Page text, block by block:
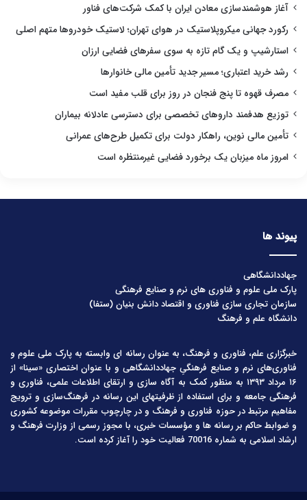
آغاز هوشمندسازی معادن ایران با کمک شرکت‌های فناور
رکورد جهانی میکروپلاستیک در هوای تهران؛ لاستیک خودروها متهم اصلی
استارشیپ و یک گام تازه به سوی سفرهای فضایی ارزان
رشد خرید اعتباری؛ مسیر جدید تأمین مالی خانوارها
مصرف قهوه تا پنج فنجان در روز برای قلب مفید است
توزیع هدفمند داروهای تخصصی برای دسترسی عادلانه بیماران
تأمین مالی نوین، راهکار دولت برای تکمیل طرح‌های عمرانی
امروز ماه میزبان یک برخورد فضایی غیرمنتظره است
پیوند ها
جهاددانشگاهی
پارک ملی علوم و فناوری های نرم و صنایع فرهنگی
سازمان تجاری سازی فناوری و اقتصاد دانش بنیان (ستفا)
دانشگاه علم و فرهنگ
خبرگزاری علم، فناوری و فرهنگ، به عنوان رسانه ای وابسته به پارک ملی علوم و
فناوری‌های نرم و صنایع فرهنگیِ جهاددانشگاهی و با عنوان اختصاری «سینا» از
۱۶ مرداد ۱۳۹۳ به منظور کمک به آگاه سازی و ارتقای اطلاعات علمی، فناوری و
فرهنگی جامعه و برای استفاده از ظرفیتهای این رسانه در فرهنگ‌سازی و ترویج
مفاهیم مرتبط در حوزه فناوری و فرهنگ و در چارچوب مقررات موضوعه کشوری
و ضوابط حاکم بر رسانه ها و مؤسسات خبری، با مجوز رسمی از وزارت فرهنگ و
ارشاد اسلامی به شماره 70016 فعالیت خود را آغاز کرده است.